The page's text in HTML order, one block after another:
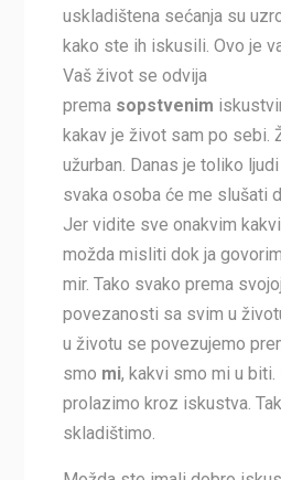
uskladištena sećanja su
kako ste ih iskusili. Ovo je
Vaš život se odvija
prema sopstvenim
kakav je život sam po sebi.
užurban. Danas je toliko
svaka osoba će me slušati
Jer vidite sve onakvim
možda misliti dok ja
mir. Tako svako prema
povezanosti sa svim u
u životu se povezujemo
smo mi, kakvi smo mi u biti.
prolazimo kroz iskustva.
skladištimo.